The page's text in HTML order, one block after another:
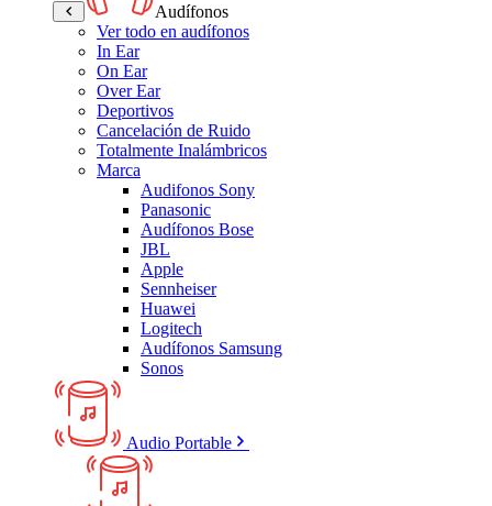
Audífonos
Ver todo en audífonos
In Ear
On Ear
Over Ear
Deportivos
Cancelación de Ruido
Totalmente Inalámbricos
Marca
Audifonos Sony
Panasonic
Audífonos Bose
JBL
Apple
Sennheiser
Huawei
Logitech
Audífonos Samsung
Sonos
Audio Portable